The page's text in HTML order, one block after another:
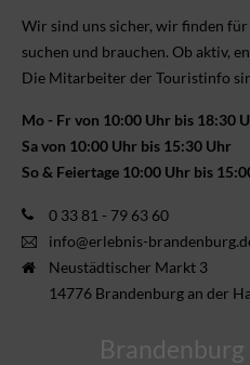
Wir sind uns sicher, wir finden für
suchen und brauchen. Ob aktiv,
Die Mitarbeiter der Touristinfo
Mo - Fr von 10:00 Uhr bis 18:30
Sa von 10:00 Uhr bis 15:30 Uhr
So & Feiertage 10:00 Uhr bis
0 33 81 - 79 63 60
info@erlebnis-
Neustädtischer Markt 3
14776 Brandenburg an der
Brandenburg